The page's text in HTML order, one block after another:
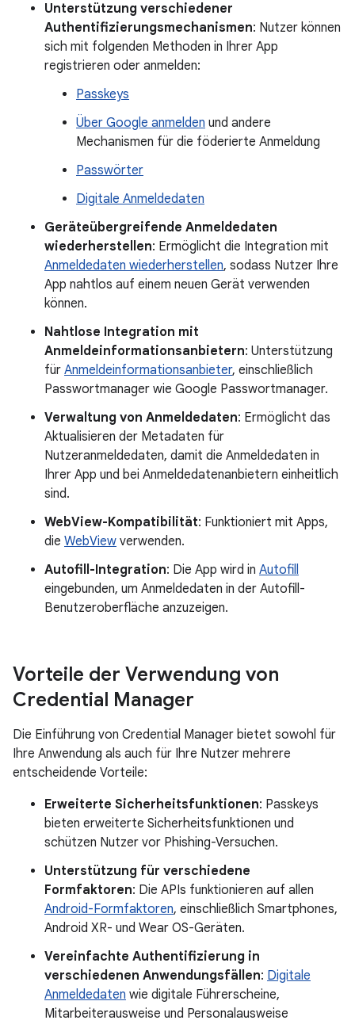
Unterstützung verschiedener
Authentifizierungsmechanismen: Nutzer können
sich mit folgenden Methoden in Ihrer App
registrieren oder anmelden:
Passkeys
Über Google anmelden und andere
Mechanismen für die föderierte Anmeldung
Passwörter
Digitale Anmeldedaten
Geräteübergreifende Anmeldedaten
wiederherstellen: Ermöglicht die Integration mit
Anmeldedaten wiederherstellen, sodass Nutzer Ihre
App nahtlos auf einem neuen Gerät verwenden
können.
Nahtlose Integration mit
Anmeldeinformationsanbietern: Unterstützung
für Anmeldeinformationsanbieter, einschließlich
Passwortmanager wie Google Passwortmanager.
Verwaltung von Anmeldedaten: Ermöglicht das
Aktualisieren der Metadaten für
Nutzeranmeldedaten, damit die Anmeldedaten in
Ihrer App und bei Anmeldedatenanbietern einheitlich
sind.
WebView-Kompatibilität: Funktioniert mit Apps,
die WebView verwenden.
Autofill-Integration: Die App wird in Autofill
eingebunden, um Anmeldedaten in der Autofill-
Benutzeroberfläche anzuzeigen.
Vorteile der Verwendung von
Credential Manager
Die Einführung von Credential Manager bietet sowohl für
Ihre Anwendung als auch für Ihre Nutzer mehrere
entscheidende Vorteile:
Erweiterte Sicherheitsfunktionen: Passkeys
bieten erweiterte Sicherheitsfunktionen und
schützen Nutzer vor Phishing-Versuchen.
Unterstützung für verschiedene
Formfaktoren: Die APIs funktionieren auf allen
Android-Formfaktoren, einschließlich Smartphones,
Android XR- und Wear OS-Geräten.
Vereinfachte Authentifizierung in
verschiedenen Anwendungsfällen: Digitale
Anmeldedaten wie digitale Führerscheine,
Mitarbeiterausweise und Personalausweise